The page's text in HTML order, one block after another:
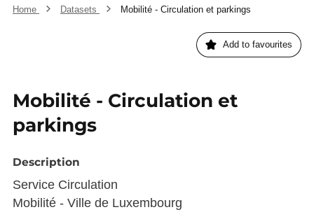
Home Datasets Mobilité - Circulation et parkings
Add to favourites
Mobilité - Circulation et
parkings
Description
Service Circulation
Mobilité - Ville de Luxembourg